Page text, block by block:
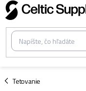
Prejsť
na
obsah
Tetovanie
/